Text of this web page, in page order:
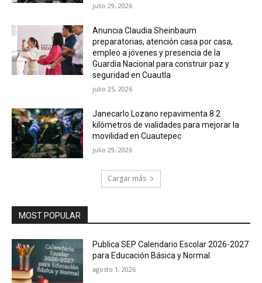
julio 29, 2026
Anuncia Claudia Sheinbaum
preparatorias, atención casa por casa,
empleo a jóvenes y presencia de la
Guardia Nacional para construir paz y
seguridad en Cuautla
julio 25, 2026
Janecarlo Lozano repavimenta 8.2
kilómetros de vialidades para mejorar la
movilidad en Cuautepec
julio 29, 2026
Cargar más
MOST POPULAR
Publica SEP Calendario Escolar 2026-2027
para Educación Básica y Normal
agosto 1, 2026